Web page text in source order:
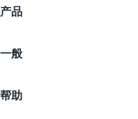
产品
VPN for macOS
iOS VPN
一般
VPN下载
帮助